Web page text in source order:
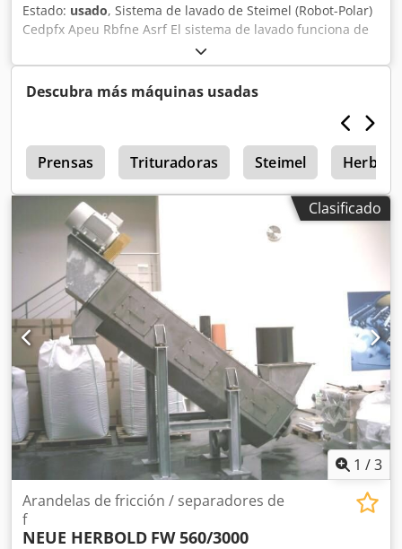
Estado: usado, Sistema de lavado de Steimel (Robot-Polar)
Cedpfx Apeu Rbfne Asrf El sistema de lavado funciona de
forma totalmente automática. Incluye sistema de grúa.
Descubra más máquinas usadas
Prensas Trituradoras Steimel Herbold
Clasificado
1 /3
Arandelas de fricción / separadores de
f
NEUE HERBOLD FW 560/3000